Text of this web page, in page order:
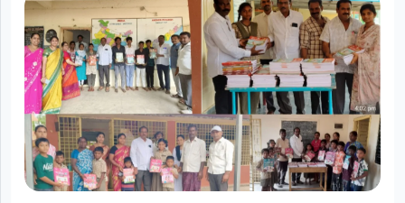
రేడియో
(Live
Radio)
ప్రాంతీయ
వార్తలు
(STATE)
తెలంగాణ